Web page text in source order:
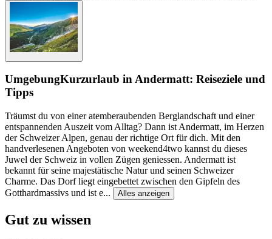
UmgebungKurzurlaub in Andermatt: Reiseziele und
Tipps
Träumst du von einer atemberaubenden Berglandschaft und einer
entspannenden Auszeit vom Alltag? Dann ist Andermatt, im Herzen
der Schweizer Alpen, genau der richtige Ort für dich. Mit den
handverlesenen Angeboten von weekend4two kannst du dieses
Juwel der Schweiz in vollen Zügen geniessen. Andermatt ist
bekannt für seine majestätische Natur und seinen Schweizer
Charme. Das Dorf liegt eingebettet zwischen den Gipfeln des
Gotthardmassivs und ist e... Alles anzeigen
Gut zu wissen